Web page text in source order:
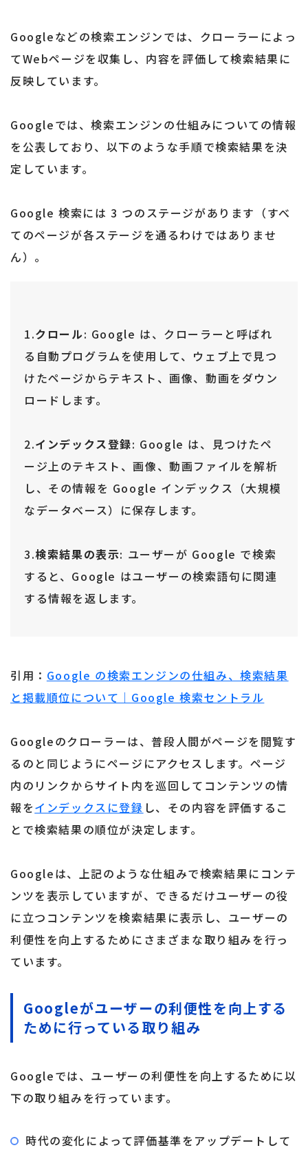
Googleなどの検索エンジンでは、クローラーによっ
てWebページを収集し、内容を評価して検索結果に
反映しています。
Googleでは、検索エンジンの仕組みについての情報
を公表しており、以下のような手順で検索結果を決
定しています。
Google 検索には 3 つのステージがあります（すべ
てのページが各ステージを通るわけではありませ
ん）。
1.クロール: Google は、クローラーと呼ばれ
る自動プログラムを使用して、ウェブ上で見つ
けたページからテキスト、画像、動画をダウン
ロードします。
2.インデックス登録: Google は、見つけたペ
ージ上のテキスト、画像、動画ファイルを解析
し、その情報を Google インデックス（大規模
なデータベース）に保存します。
3.検索結果の表示: ユーザーが Google で検索
すると、Google はユーザーの検索語句に関連
する情報を返します。
引用： Google の検索エンジンの仕組み、検索結果
と掲載順位について｜Google 検索セントラル
Googleのクローラーは、普段人間がページを閲覧す
るのと同じようにページにアクセスします。ページ
内のリンクからサイト内を巡回してコンテンツの情
報をインデックスに登録 し、その内容を評価するこ
とで検索結果の順位が決定します。
Googleは、上記のような仕組みで検索結果にコンテ
ンツを表示していますが、できるだけユーザーの役
に立つコンテンツを検索結果に表示し、ユーザーの
利便性を向上するためにさまざまな取り組みを行っ
ています。
Googleがユーザーの利便性を向上する
ために行っている取り組み
Googleでは、ユーザーの利便性を向上するために以
下の取り組みを行っています。
時代の変化によって評価基準をアップデートして